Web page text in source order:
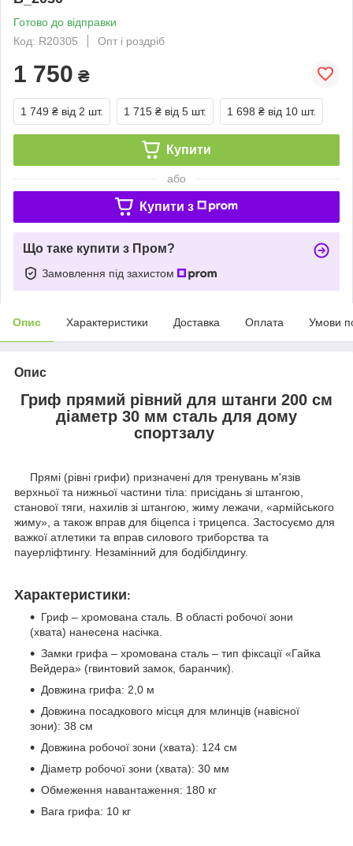
Готово до відправки
Код: R20305
Опт і роздріб
1 750 ₴
1 749 ₴ від 2 шт. 1 715 ₴ від 5 шт. 1 698 ₴ від 10 шт.
Купити
або
Купити з
Що таке купити з Пром?
Замовлення під захистом
Опис Характеристики Доставка Оплата Умови
Опис
Гриф прямий рівний для штанги 200 см
діаметр 30 мм сталь для дому
спортзалу
Прямі (рівні грифи) призначені для тренувань м'язів
верхньої та нижньої частини тіла: присідань зі штангою,
станової тяги, нахилів зі штангою, жиму лежачи, «армійського
жиму», а також вправ для біцепса і трицепса. Застосуємо для
важкої атлетики та вправ силового триборства та
пауерліфтингу. Незамінний для бодібілдингу.
Характеристики:
Гриф – хромована сталь. В області робочої зони
(хвата) нанесена насічка.
Замки грифа – хромована сталь – тип фіксації «Гайка
Вейдера» (гвинтовий замок, баранчик).
Довжина грифа: 2,0 м
Довжина посадкового місця для млинців (навісної
зони): 38 см
Довжина робочої зони (хвата): 124 см
Діаметр робочої зони (хвата): 30 мм
Обмеження навантаження: 180 кг
Вага грифа: 10 кг